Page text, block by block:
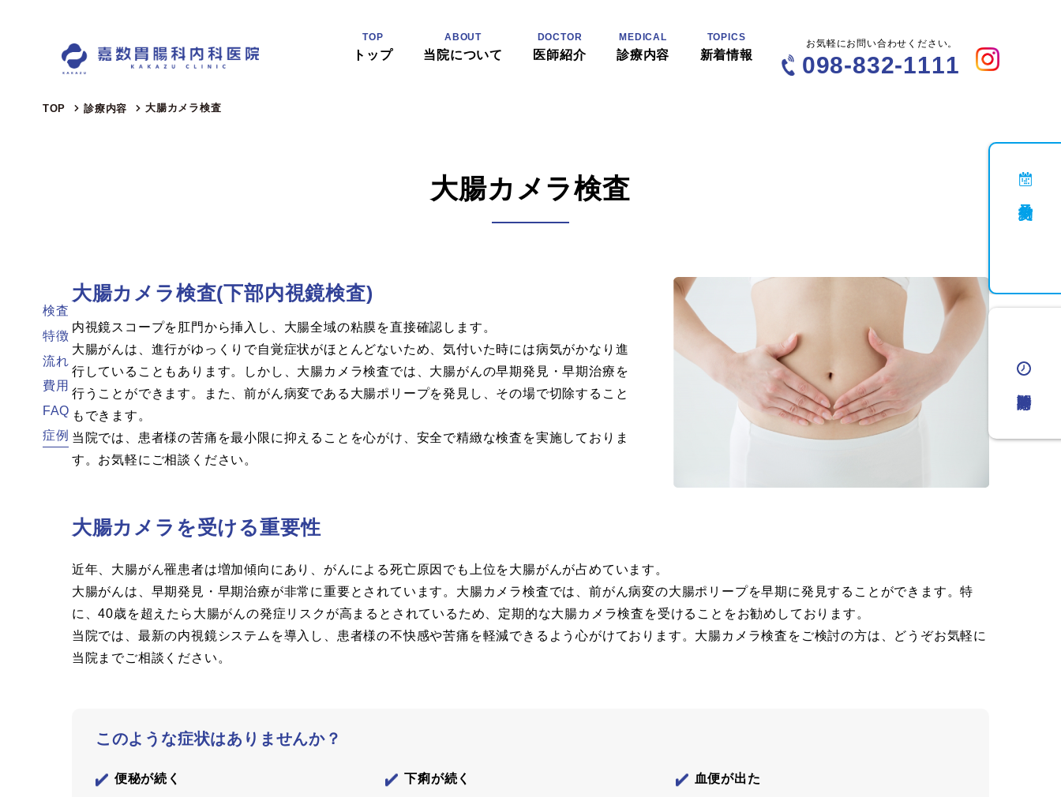
TOP
トップ
ABOUT
当院について
DOCTOR
医師紹介
MEDICAL
診療内容
TOPICS
新着情報
お気軽にお問い合わせください。
098-832-1111
TOP 診療内容 大腸カメラ検査
検査
特徴
流れ
費用
FAQ
症例
大腸カメラ検査
大腸カメラ検査(下部内視鏡検査)
内視鏡スコープを肛門から挿入し、大腸全域の粘膜を直接確認します。
大腸がんは、進行がゆっくりで自覚症状がほとんどないため、気付いた時には病気がかなり進
行していることもあります。しかし、大腸カメラ検査では、大腸がんの早期発見・早期治療を
行うことができます。また、前がん病変である大腸ポリープを発見し、その場で切除すること
もできます。
当院では、患者様の苦痛を最小限に抑えることを心がけ、安全で精緻な検査を実施しておりま
す。お気軽にご相談ください。
大腸カメラを受ける重要性
近年、大腸がん罹患者は増加傾向にあり、がんによる死亡原因でも上位を大腸がんが占めています。
大腸がんは、早期発見・早期治療が非常に重要とされています。大腸カメラ検査では、前がん病変の大腸ポリープを早期に発見することができます。特
に、40歳を超えたら大腸がんの発症リスクが高まるとされているため、定期的な大腸カメラ検査を受けることをお勧めしております。
当院では、最新の内視鏡システムを導入し、患者様の不快感や苦痛を軽減できるよう心がけております。大腸カメラ検査をご検討の方は、どうぞお気軽に
当院までご相談ください。
このような症状はありませんか？
便秘が続く 下痢が続く 血便が出た